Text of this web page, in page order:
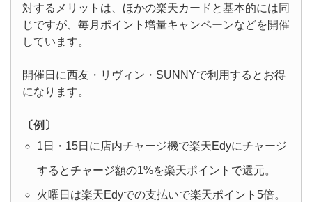
対するメリットは、ほかの楽天カードと基本的には同
じですが、毎月ポイント増量キャンペーンなどを開催
しています。
開催日に西友・リヴィン・SUNNYで利用するとお得
になります。
〔例〕
1日・15日に店内チャージ機で楽天Edyにチャージ
するとチャージ額の1%を楽天ポイントで還元。
火曜日は楽天Edyでの支払いで楽天ポイント5倍。